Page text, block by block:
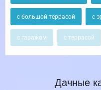
с большой террасой с
с гаражом с террасой
Дачные